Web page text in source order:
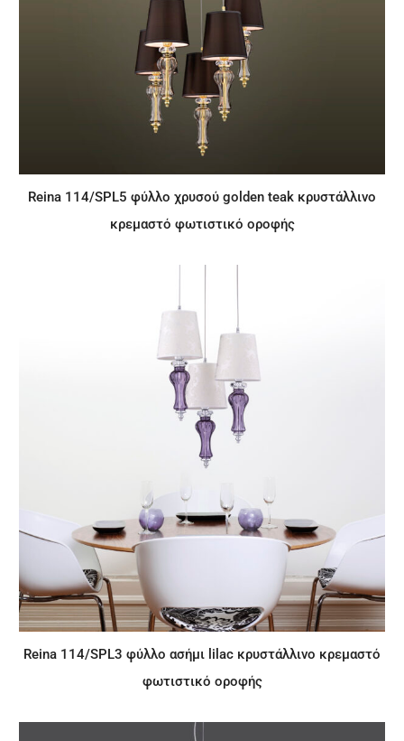
Reina 114/SPL5 φύλλο χρυσού golden teak κρυστάλλινο
κρεμαστό φωτιστικό οροφής
Reina 114/SPL3 φύλλο ασήμι lilac κρυστάλλινο κρεμαστό
φωτιστικό οροφής